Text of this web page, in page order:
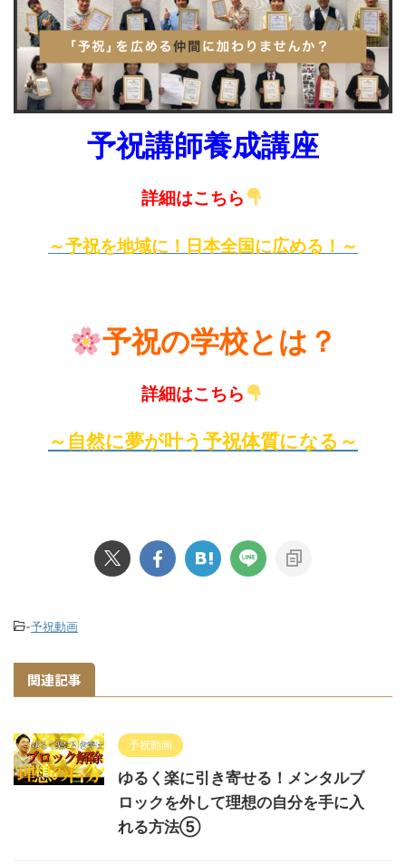
予祝講師養成講座
詳細はこちら
～予祝を地域に！日本全国に広める！～
予祝の学校とは？
詳細はこちら
～自然に夢が叶う予祝体質になる～
-予祝動画
関連記事
予祝動画
ゆるく楽に引き寄せる！メンタルブ
ロックを外して理想の自分を手に入
れる方法⑤